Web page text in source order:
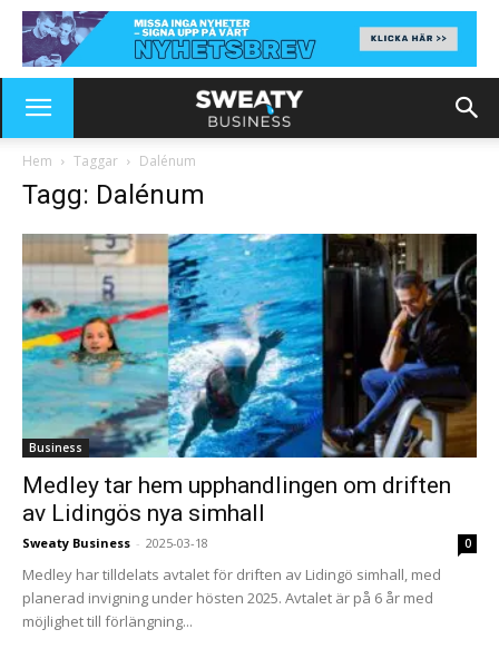
Hem Taggar Dalénum
Tagg: Dalénum
Business
Medley tar hem upphandlingen om driften
av Lidingös nya simhall
Sweaty Business - 2025-03-18 0
Medley har tilldelats avtalet för driften av Lidingö simhall, med
planerad invigning under hösten 2025. Avtalet är på 6 år med
möjlighet till förlängning...